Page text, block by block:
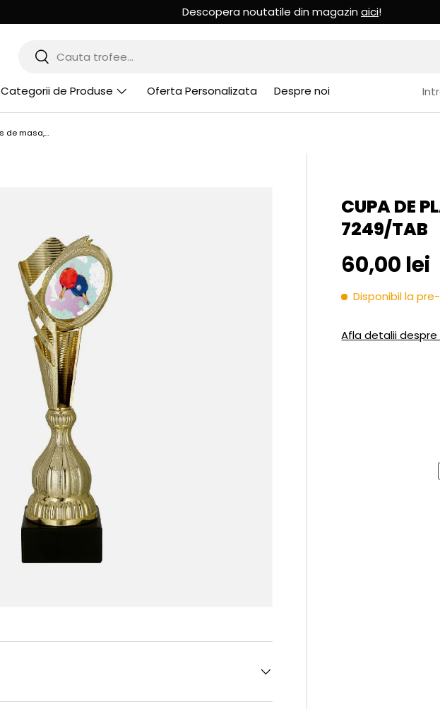
Descopera noutatile din magazin aici!
Cauta
Cauta
Categorii de Produse Oferta Personalizata Despre noi
Cupa de plastic, aurie, tenis de masa, 7249/TAB
CUPA DE
7249/TAB
Pret initial
60,00 lei
Disponibil la
Afla detalii